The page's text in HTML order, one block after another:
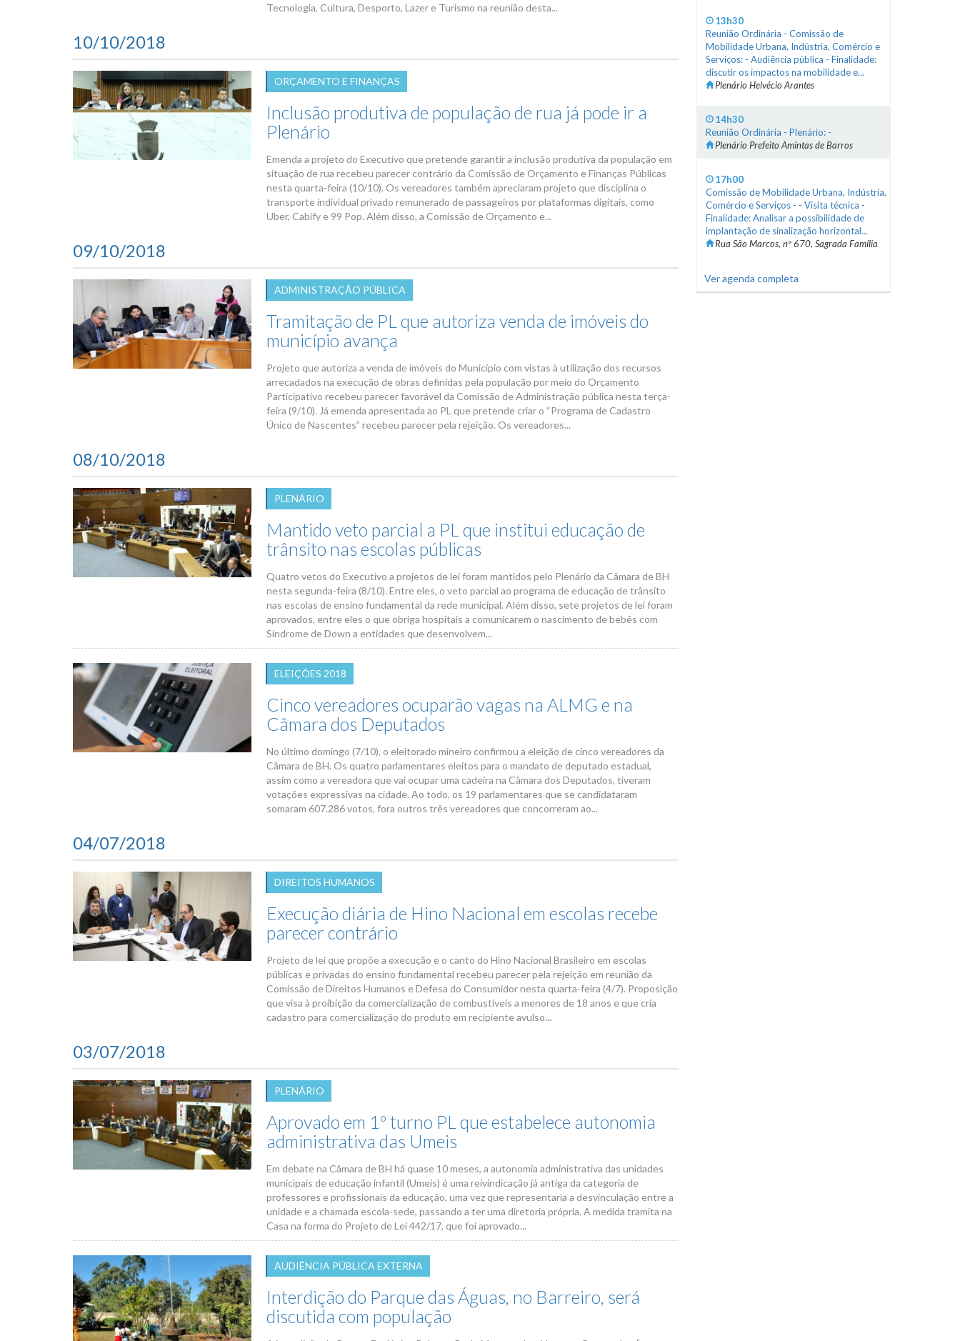
Tecnologia, Cultura, Desporto, Lazer e Turismo na reunião desta...
10/10/2018
ORÇAMENTO E FINANÇAS
Inclusão produtiva de população de rua já pode ir a
Plenário
Emenda a projeto do Executivo que pretende garantir a inclusão produtiva da população em
situação de rua recebeu parecer contrário da Comissão de Orçamento e Finanças Públicas
nesta quarta-feira (10/10). Os vereadores também apreciaram projeto que disciplina o
transporte individual privado remunerado de passageiros por plataformas digitais, como
Uber, Cabify e 99 Pop. Além disso, a Comissão de Orçamento e...
09/10/2018
ADMINISTRAÇÃO PÚBLICA
Tramitação de PL que autoriza venda de imóveis do
município avança
Projeto que autoriza a venda de imóveis do Município com vistas à utilização dos recursos
arrecadados na execução de obras definidas pela população por meio do Orçamento
Participativo recebeu parecer favorável da Comissão de Administração pública nesta terça-
feira (9/10). Já emenda apresentada ao PL que pretende criar o “Programa de Cadastro
Único de Nascentes” recebeu parecer pela rejeição. Os vereadores...
08/10/2018
PLENÁRIO
Mantido veto parcial a PL que institui educação de
trânsito nas escolas públicas
Quatro vetos do Executivo a projetos de lei foram mantidos pelo Plenário da Câmara de BH
nesta segunda-feira (8/10). Entre eles, o veto parcial ao programa de educação de trânsito
nas escolas de ensino fundamental da rede municipal. Além disso, sete projetos de lei foram
aprovados, entre eles o que obriga hospitais a comunicarem o nascimento de bebês com
Síndrome de Down a entidades que desenvolvem...
ELEIÇÕES 2018
Cinco vereadores ocuparão vagas na ALMG e na
Câmara dos Deputados
No último domingo (7/10), o eleitorado mineiro confirmou a eleição de cinco vereadores da
Câmara de BH. Os quatro parlamentares eleitos para o mandato de deputado estadual,
assim como a vereadora que vai ocupar uma cadeira na Câmara dos Deputados, tiveram
votações expressivas na cidade. Ao todo, os 19 parlamentares que se candidataram
somaram 607.286 votos, fora outros três vereadores que concorreram ao...
04/07/2018
DIREITOS HUMANOS
Execução diária de Hino Nacional em escolas recebe
parecer contrário
Projeto de lei que propõe a execução e o canto do Hino Nacional Brasileiro em escolas
públicas e privadas do ensino fundamental recebeu parecer pela rejeição em reunião da
Comissão de Direitos Humanos e Defesa do Consumidor nesta quarta-feira (4/7). Proposição
que visa à proibição da comercialização de combustíveis a menores de 18 anos e que cria
cadastro para comercialização do produto em recipiente avulso...
03/07/2018
PLENÁRIO
Aprovado em 1º turno PL que estabelece autonomia
administrativa das Umeis
Em debate na Câmara de BH há quase 10 meses, a autonomia administrativa das unidades
municipais de educação infantil (Umeis) é uma reivindicação já antiga da categoria de
professores e profissionais da educação, uma vez que representaria a desvinculação entre a
unidade e a chamada escola-sede, passando a ter uma diretoria própria. A medida tramita na
Casa na forma do Projeto de Lei 442/17, que foi aprovado...
AUDIÊNCIA PÚBLICA EXTERNA
Interdição do Parque das Águas, no Barreiro, será
discutida com população
13h30
Reunião Ordinária - Comissão de
Mobilidade Urbana, Indústria, Comércio e
Serviços: - Audiência pública - Finalidade:
discutir os impactos na mobilidade e...
Plenário Helvécio Arantes
14h30
Reunião Ordinária - Plenário: -
Plenário Prefeito Amintas de Barros
17h00
Comissão de Mobilidade Urbana, Indústria,
Comércio e Serviços - - Visita técnica -
Finalidade: Analisar a possibilidade de
implantação de sinalização horizontal...
Rua São Marcos, nº 670, Sagrada Família
Ver agenda completa